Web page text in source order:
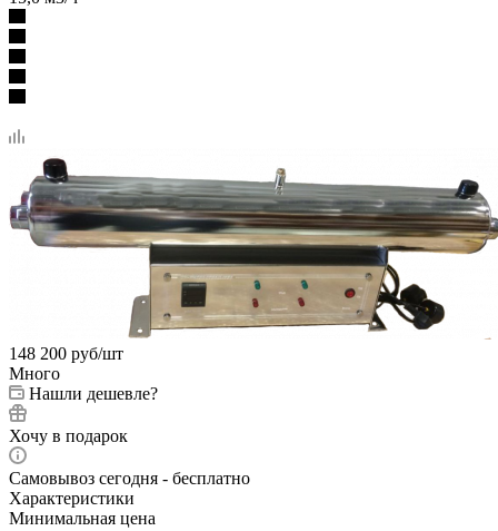
148 200 руб/шт
Много
Нашли дешевле?
Хочу в подарок
Самовывоз сегодня - бесплатно
Характеристики
Минимальная цена